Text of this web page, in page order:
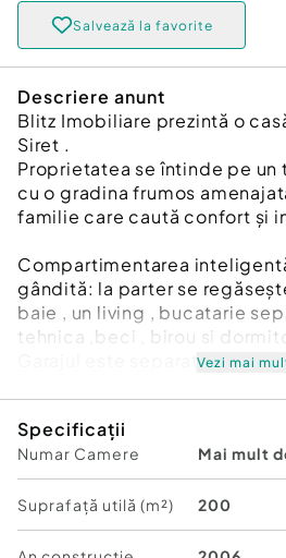
Salvează la favorite
Descriere anunt
Blitz Imobiliare prezintă o
Siret .
Proprietatea se întinde pe
cu o gradina frumos
familie care caută confort și
Compartimentarea
gândită: la parter se
baie , un living , bucatarie
tehnica ,beci , birou si
Garajul este separat, format
La etaj, casa dispune de o
dirmitoare mari, luminoase.
La mansarda , imobilul mai
mare si 2 incaperi
Construcția este solidă, cu
Vezi mai
Specificații
Numar Camere Mai mult
Suprafață utilă (m²) 200